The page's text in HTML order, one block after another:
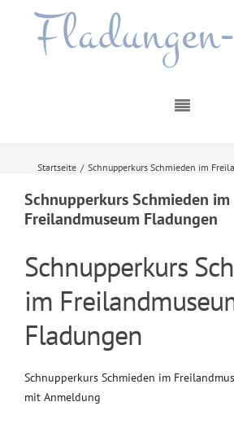
Startseite / Schnupperkurs Schmieden im
Schnupperkurs Schmieden im
Freilandmuseum Fladungen
Schnupperkurs
im
Fladungen
Schnupperkurs Schmieden im
mit Anmeldung